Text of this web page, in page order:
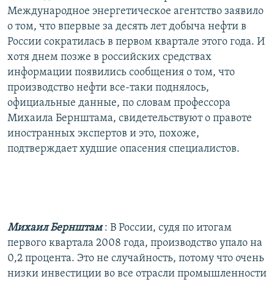
Международное энергетическое агентство заявило
о том, что впервые за десять лет добыча нефти в
России сократилась в первом квартале этого года. И
хотя днем позже в российских средствах
информации появились сообщения о том, что
производство нефти все-таки поднялось,
официальные данные, по словам профессора
Михаила Бернштама, свидетельствуют о правоте
иностранных экспертов и это, похоже,
подтверждает худшие опасения специалистов.
Михаил Бернштам: В России, судя по итогам
первого квартала 2008 года, производство упало на
0,2 процента. Это не случайность, потому что очень
низки инвестиции во все отрасли промышленности